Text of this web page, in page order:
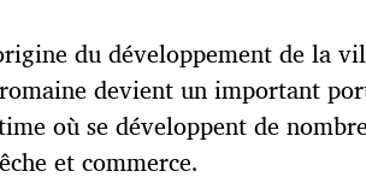
du développement de la
devient un important
où se développent de
et commerce.